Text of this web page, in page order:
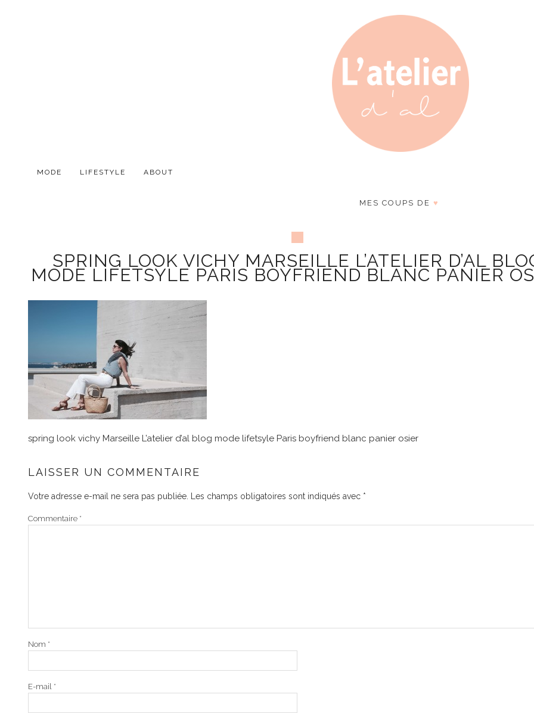
MODE LIFESTYLE ABOUT
MES COUPS DE ♥
SPRING LOOK VICHY MARSEILLE L’ATELIER D’AL
MODE LIFETSYLE PARIS BOYFRIEND BLANC PANIER
spring look vichy Marseille L’atelier d’al blog mode lifetsyle Paris boyfriend blanc panier osier
LAISSER UN COMMENTAIRE
Votre adresse e-mail ne sera pas publiée. Les champs obligatoires sont indiqués avec *
Commentaire *
Nom *
E-mail *